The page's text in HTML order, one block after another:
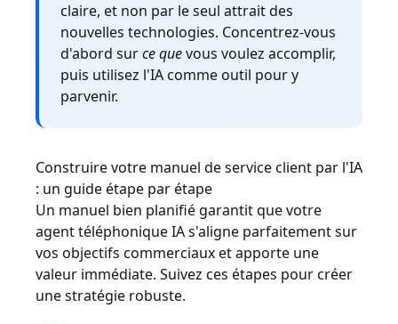
claire, et non par le seul attrait des
nouvelles technologies. Concentrez-vous
d'abord surce quevous voulez accomplir,
puis utilisez l'IA comme outil pour y
parvenir.
Construire votre manuel de service client par l'IA
: un guide étape par étape
Un manuel bien planifié garantit que votre
agent téléphonique IA s'aligne parfaitement sur
vos objectifs commerciaux et apporte une
valeur immédiate. Suivez ces étapes pour créer
une stratégie robuste.